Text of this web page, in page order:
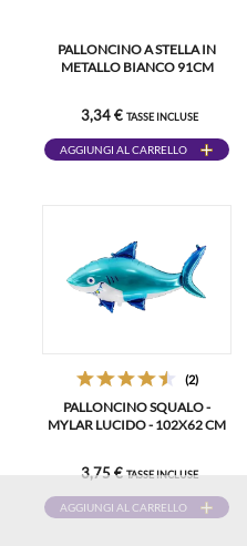
PALLONCINO A STELLA IN
METALLO BIANCO 91CM
3,34 € TASSE INCLUSE
AGGIUNGI AL CARRELLO
(2)
PALLONCINO SQUALO -
MYLAR LUCIDO - 102X62 CM
3,75 € TASSE INCLUSE
AGGIUNGI AL CARRELLO